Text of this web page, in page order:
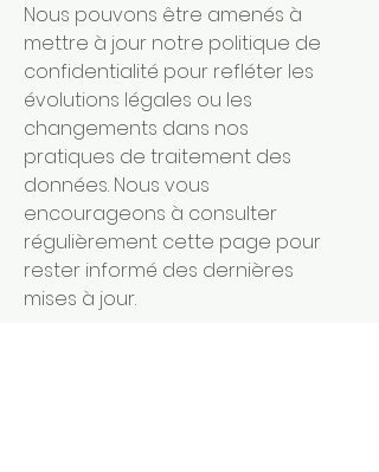
Nous pouvons être amenés à
mettre à jour notre politique de
confidentialité pour refléter les
évolutions légales ou les
changements dans nos
pratiques de traitement des
données. Nous vous
encourageons à consulter
régulièrement cette page pour
rester informé des dernières
mises à jour.